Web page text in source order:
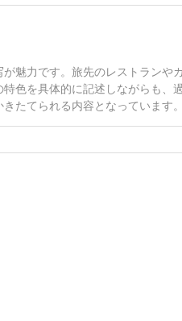
魅力です。旅先のレストランや
色を具体的に記述しながらも、
たてられる内容となっています。